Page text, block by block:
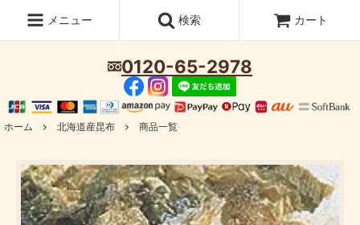
0120-65-2978
メニュー 検索 カート
ホーム 北海道産昆布 商品一覧